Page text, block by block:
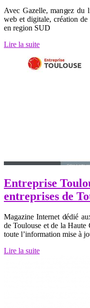
Avec Gazelle, mangez du
web et digitale, création
en region SUD
Lire la suite
Entreprise
entreprises de
Magazine Internet dédié
de Toulouse et de la Haute
toute l’information mise à
Lire la suite